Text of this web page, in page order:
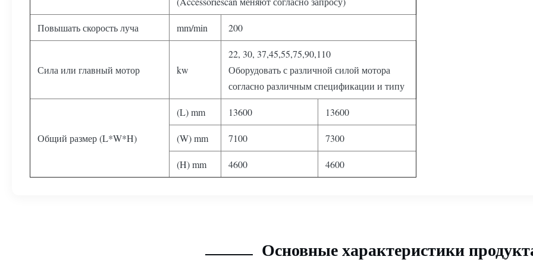
Повышать скорость луча mm/min 200
Сила или главный мотор kw
22, 30, 37,45,55,75,90,110
Оборудовать с различной силой мотора
согласно различным спецификации и типу
Общий размер (L*W*H)
(L) mm 13600 13600
(W) mm 7100 7300
(H) mm 4600 4600
Основные характеристики